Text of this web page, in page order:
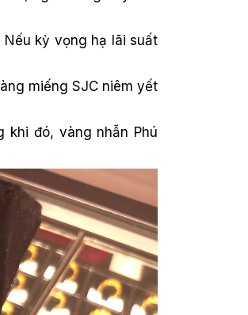
kỳ vọng hạ lãi suất
miếng SJC niêm yết
khi đó, vàng nhẫn Phú